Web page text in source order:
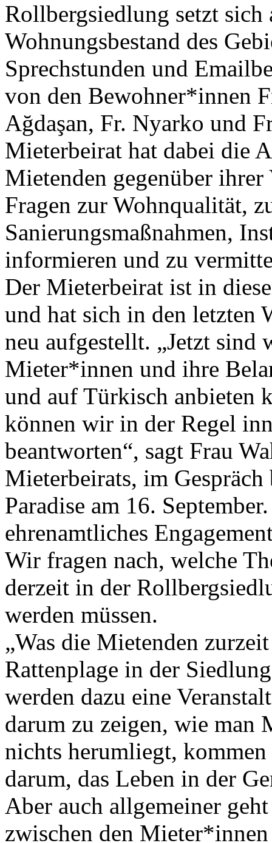
Rollbergsiedlung setzt
Wohnungsbestand des
Sprechstunden und
von den Bewohner*innen
Ağdaşan, Fr. Nyarko und
Mieterbeirat hat dabei die
Mietenden gegenüber
Fragen zur Wohnqualität,
Sanierungsmaßnahmen,
informieren und zu
Der Mieterbeirat ist in
und hat sich in den letzten
neu aufgestellt. „Jetzt
Mieter*innen und ihre
und auf Türkisch anbieten
können wir in der Regel
beantworten“, sagt Frau
Mieterbeirats, im
Paradise am 16.
ehrenamtliches
Wir fragen nach, welche
derzeit in der
werden müssen.
„Was die Mietenden
Rattenplage in der
werden dazu eine
darum zu zeigen, wie man
nichts herumliegt,
darum, das Leben in der
Aber auch allgemeiner
zwischen den